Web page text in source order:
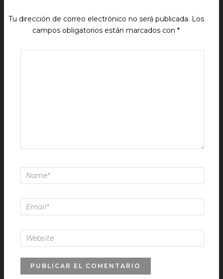
Tu dirección de correo electrónico no será publicada. Los
campos obligatorios están marcados con*